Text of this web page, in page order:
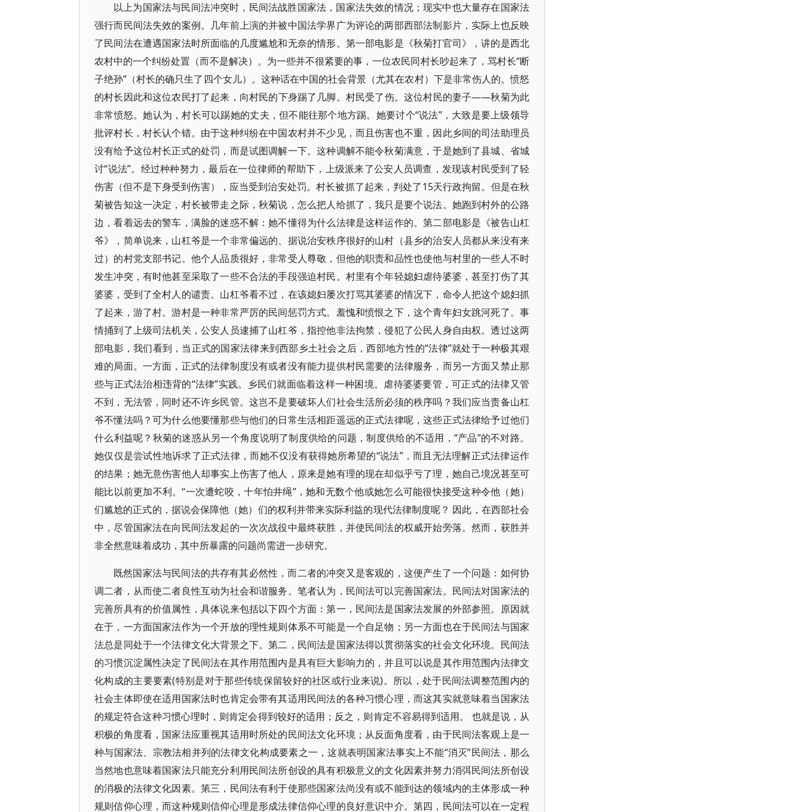
以上为国家法与民间法冲突时，民间法战胜国家法，国家法失效的情况；现实中也大量存在国家法
强行而民间法失效的案例。几年前上演的并被中国法学界广为评论的两部西部法制影片，实际上也反映
了民间法在遭遇国家法时所面临的几度尴尬和无奈的情形。第一部电影是《秋菊打官司》，讲的是西北
农村中的一个纠纷处置（而不是解决）。为一些并不很紧要的事，一位农民同村长吵起来了，骂村长“断
子绝孙”（村长的确只生了四个女儿）。这种话在中国的社会背景（尤其在农村）下是非常伤人的。愤怒
的村长因此和这位农民打了起来，向村民的下身踢了几脚。村民受了伤。这位村民的妻子——秋菊为此
非常愤怒。她认为，村长可以踢她的丈夫，但不能往那个地方踢。她要讨个“说法”，大致是要上级领导
批评村长，村长认个错。由于这种纠纷在中国农村并不少见，而且伤害也不重，因此乡间的司法助理员
没有给予这位村长正式的处罚，而是试图调解一下。这种调解不能令秋菊满意，于是她到了县城、省城
讨“说法”。经过种种努力，最后在一位律师的帮助下，上级派来了公安人员调查，发现该村民受到了轻
伤害（但不是下身受到伤害），应当受到治安处罚。村长被抓了起来，判处了15天行政拘留。但是在秋
菊被告知这一决定，村长被带走之际，秋菊说，怎么把人给抓了，我只是要个说法。她跑到村外的公路
边，看着远去的警车，满脸的迷惑不解：她不懂得为什么法律是这样运作的。第二部电影是《被告山杠
爷》，简单说来，山杠爷是一个非常偏远的、据说治安秩序很好的山村（县乡的治安人员都从来没有来
过）的村党支部书记。他个人品质很好，非常受人尊敬，但他的职责和品性也使他与村里的一些人不时
发生冲突，有时他甚至采取了一些不合法的手段强迫村民。村里有个年轻媳妇虐待婆婆，甚至打伤了其
婆婆，受到了全村人的谴责。山杠爷看不过，在该媳妇屡次打骂其婆婆的情况下，命令人把这个媳妇抓
了起来，游了村。游村是一种非常严厉的民间惩罚方式。羞愧和愤恨之下，这个青年妇女跳河死了。事
情捅到了上级司法机关，公安人员逮捕了山杠爷，指控他非法拘禁，侵犯了公民人身自由权。透过这两
部电影，我们看到，当正式的国家法律来到西部乡土社会之后，西部地方性的“法律”就处于一种极其艰
难的局面。一方面，正式的法律制度没有或者没有能力提供村民需要的法律服务，而另一方面又禁止那
些与正式法治相违背的“法律”实践。乡民们就面临着这样一种困境。虐待婆婆要管，可正式的法律又管
不到，无法管，同时还不许乡民管。这岂不是要破坏人们社会生活所必须的秩序吗？我们应当责备山杠
爷不懂法吗？可为什么他要懂那些与他们的日常生活相距遥远的正式法律呢，这些正式法律给予过他们
什么利益呢？秋菊的迷惑从另一个角度说明了制度供给的问题，制度供给的不适用，“产品”的不对路。
她仅仅是尝试性地诉求了正式法律，而她不仅没有获得她所希望的“说法”，而且无法理解正式法律运作
的结果；她无意伤害他人却事实上伤害了他人，原来是她有理的现在却似乎亏了理，她自己境况甚至可
能比以前更加不利。“一次遭蛇咬，十年怕井绳”，她和无数个他或她怎么可能很快接受这种令他（她）
们尴尬的正式的，据说会保障他（她）们的权利并带来实际利益的现代法律制度呢？ 因此，在西部社会
中，尽管国家法在向民间法发起的一次次战役中最终获胜，并使民间法的权威开始旁落。然而，获胜并
非全然意味着成功，其中所暴露的问题尚需进一步研究。
既然国家法与民间法的共存有其必然性，而二者的冲突又是客观的，这便产生了一个问题：如何协
调二者，从而使二者良性互动为社会和谐服务。笔者认为，民间法可以完善国家法。民间法对国家法的
完善所具有的价值属性，具体说来包括以下四个方面：第一，民间法是国家法发展的外部参照。原因就
在于，一方面国家法作为一个开放的理性规则体系不可能是一个自足物；另一方面也在于民间法与国家
法总是同处于一个法律文化大背景之下。第二，民间法是国家法得以贯彻落实的社会文化环境。民间法
的习惯沉淀属性决定了民间法在其作用范围内是具有巨大影响力的，并且可以说是其作用范围内法律文
化构成的主要要素(特别是对于那些传统保留较好的社区或行业来说)。所以，处于民间法调整范围内的
社会主体即使在适用国家法时也肯定会带有其适用民间法的各种习惯心理，而这其实就意味着当国家法
的规定符合这种习惯心理时，则肯定会得到较好的适用；反之，则肯定不容易得到适用。 也就是说，从
积极的角度看，国家法应重视其适用时所处的民间法文化环境；从反面角度看，由于民间法客观上是一
种与国家法、宗教法相并列的法律文化构成要素之一，这就表明国家法事实上不能“消灭”民间法，那么
当然地也意味着国家法只能充分利用民间法所创设的具有积极意义的文化因素并努力消弭民间法所创设
的消极的法律文化因素。第三，民间法有利于使那些国家法尚没有或不能到达的领域内的主体形成一种
规则信仰心理，而这种规则信仰心理是形成法律信仰心理的良好意识中介。第四，民间法可以在一定程